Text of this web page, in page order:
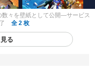
数々を壁紙として公開―サービス
全 2 枚
る